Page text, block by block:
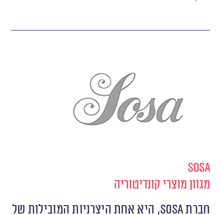
Sosa
מגוון מוצרי קונדיטוריה